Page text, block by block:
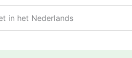
in het Nederlands